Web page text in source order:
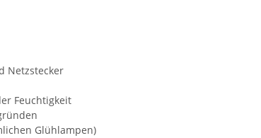
Netzstecker
Feuchtigkeit
Glühlampen)